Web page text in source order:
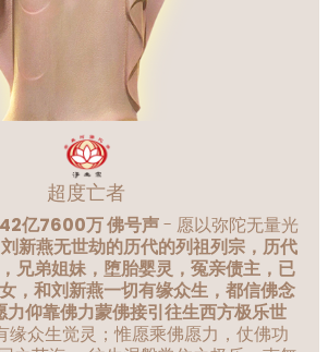
超度亡者
亿7600万 佛号声- 愿以弥陀无量光
刘新燕无世劫的历代的列祖列宗，历代
兄弟姐妹，堕胎婴灵，冤亲债主，已
，和刘新燕一切有缘众生，都信佛念
力仰靠佛力蒙佛接引往生西方极乐世
缘众生觉灵；惟愿乘佛愿力，仗佛功